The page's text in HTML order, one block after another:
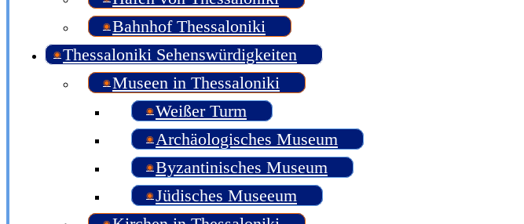
Bahnhof Thessaloniki
Thessaloniki Sehenswürdigkeiten
Museen in Thessaloniki
Weißer Turm
Archäologisches Museum
Byzantinisches Museum
Jüdisches Museeum